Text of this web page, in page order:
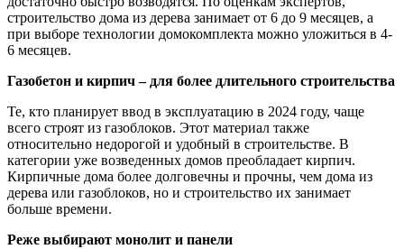
строительство дома из дерева занимает от 6 до 9 месяцев, а
при выборе технологии домокомплекта можно уложиться в 4-
6 месяцев.
Газобетон и кирпич – для более длительного строительства
Те, кто планирует ввод в эксплуатацию в 2024 году, чаще
всего строят из газоблоков. Этот материал также
относительно недорогой и удобный в строительстве. В
категории уже возведенных домов преобладает кирпич.
Кирпичные дома более долговечны и прочны, чем дома из
дерева или газоблоков, но и строительство их занимает
больше времени.
Реже выбирают монолит и панели